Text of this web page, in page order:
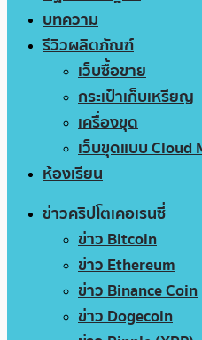
บทความ
รีวิวผลิตภัณฑ์
เว็บซื้อขาย
กระเป๋าเก็บเหรียญ
เครื่องขุด
เว็บขุดแบบ Cloud
ห้องเรียน
ข่าวคริปโตเคอเรนซี่
ข่าว Bitcoin
ข่าว Ethereum
ข่าว Binance Coin
ข่าว Dogecoin